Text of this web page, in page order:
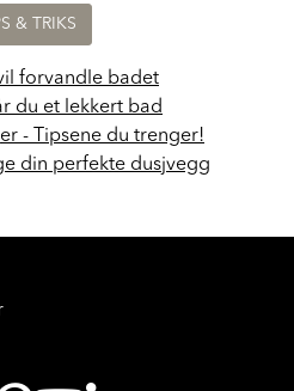
& TRIKS
forvandle badet
du et lekkert bad
- Tipsene du trenger!
din perfekte dusjvegg